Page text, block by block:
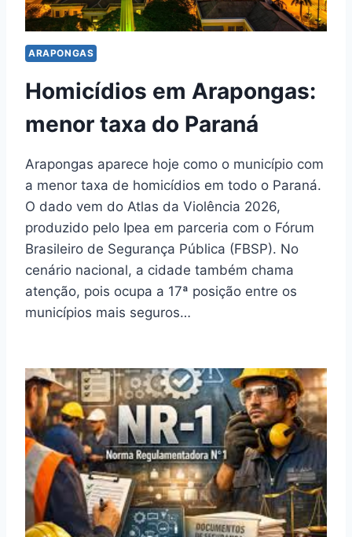
ARAPONGAS
Homicídios em Arapongas:
menor taxa do Paraná
Arapongas aparece hoje como o município com
a menor taxa de homicídios em todo o Paraná.
O dado vem do Atlas da Violência 2026,
produzido pelo Ipea em parceria com o Fórum
Brasileiro de Segurança Pública (FBSP). No
cenário nacional, a cidade também chama
atenção, pois ocupa a 17ª posição entre os
municípios mais seguros…